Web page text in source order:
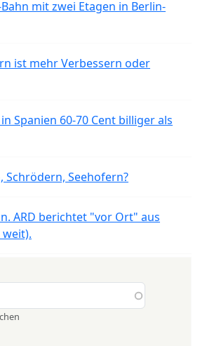
mit zwei Etagen in Berlin-
ist mehr Verbessern oder
Spanien 60-70 Cent billiger als
Schrödern, Seehofern?
ARD berichtet "vor Ort" aus